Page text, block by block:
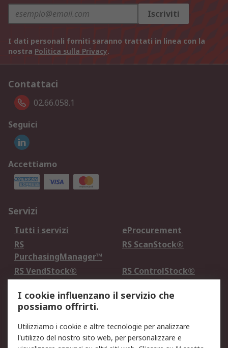
Iscriviti
I dati personali forniti saranno trattati in linea con la
nostra Politica sulla Privacy.
Contattaci
02.66.058.1
Seguici
Accettiamo
Servizi
Tutti i servizi
eProcurement
RS
PurchasingManager™
RS ScanStock®
RS VendStock®
RS ControlStock®
Legale
Informativa Cookie
Informativa Privacy -
Aggiornata
I cookie influenzano il servizio che
possiamo offrirti.
Utilizziamo i cookie e altre tecnologie per analizzare
l'utilizzo del nostro sito web, per personalizzare e